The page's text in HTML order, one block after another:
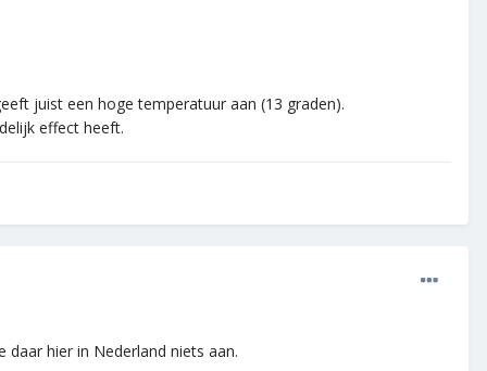
juist een hoge temperatuur aan (13 graden).
effect heeft.
hier in Nederland niets aan.